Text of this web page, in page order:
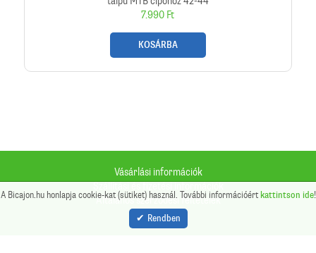
7.990 Ft
KOSÁRBA
Vásárlási információk
Szállítási és fizetési információk
Általános szerződési feltételek
Sütik
A Bicajon.hu honlapja cookie-kat (sütiket) használ. További információértkattintson ide!
Rendben